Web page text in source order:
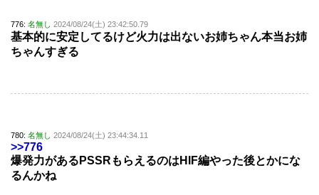
776: 名無し 2024/08/24(土) 23:42:50.79
基本的に安定してるけど火力は出ないお姉ちゃん本当お姉
ちゃんすぎる
780: 名無し 2024/08/24(土) 23:44:34.11
>>776
爆発力があるPSSRもらえるのはHIF編やった後とかにな
るんかね